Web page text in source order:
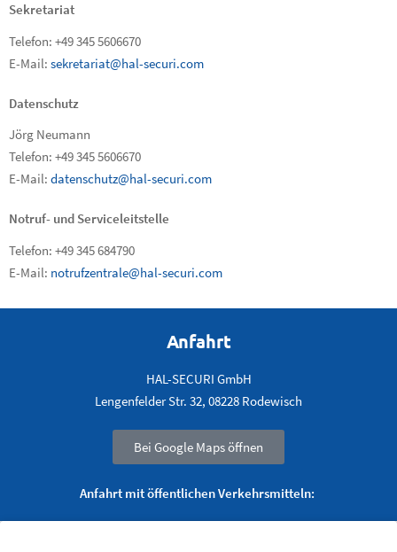
Sekretariat
Telefon: +49 345 5606670
E-Mail: sekretariat@hal-securi.com
Datenschutz
Jörg Neumann
Telefon: +49 345 5606670
E-Mail: datenschutz@hal-securi.com
Notruf- und Serviceleitstelle
Telefon: +49 345 684790
E-Mail: notrufzentrale@hal-securi.com
Anfahrt
HAL-SECURI GmbH
Lengenfelder Str. 32, 08228 Rodewisch
Bei Google Maps öffnen
Anfahrt mit öffentlichen Verkehrsmitteln: